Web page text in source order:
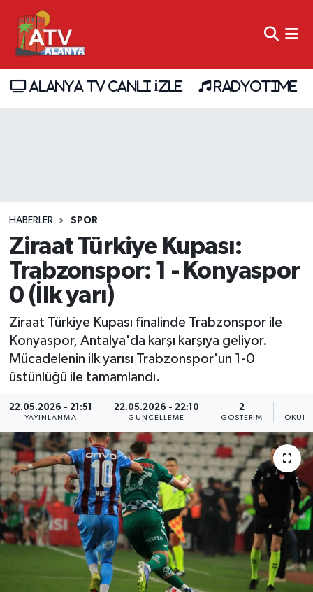
ALANYA TV CANLI İZLE RADYOTIME
HABERLER SPOR
Ziraat Türkiye Kupası:
Trabzonspor: 1 - Konyaspor
0 (İlk yarı)
Ziraat Türkiye Kupası finalinde Trabzonspor ile
Konyaspor, Antalya'da karşı karşıya geliyor.
Mücadelenin ilk yarısı Trabzonspor'un 1-0
üstünlüğü ile tamamlandı.
22.05.2026 - 21:51
YAYINLANMA
22.05.2026 - 22:10
GÜNCELLEME
2
GÖSTERIM